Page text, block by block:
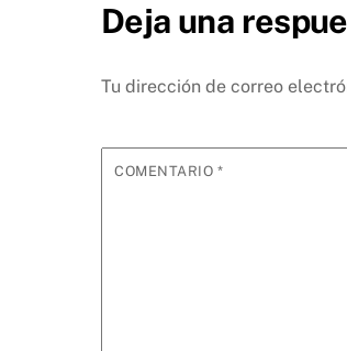
Deja una
Tu dirección de correo
COMENTARIO *